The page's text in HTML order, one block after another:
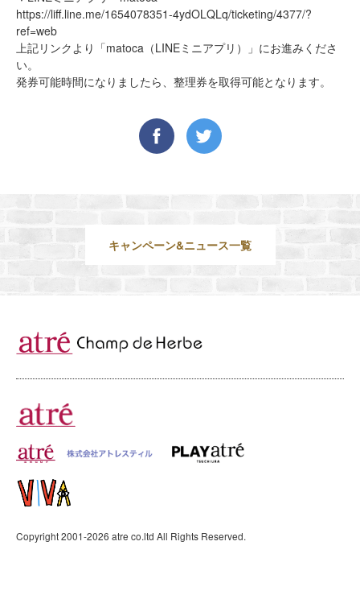
https://liff.line.me/1654078351-4ydOLQLq/ticketing/4377/?
ref=web
上記リンクより「matoca（LINEミニアプリ）」にお進みくださ
い。
発券可能時間になりましたら、整理券を取得可能となります。
キャンペーン&ニュース一覧
Copyright 2001-2026 atre co.ltd All Rights Reserved.